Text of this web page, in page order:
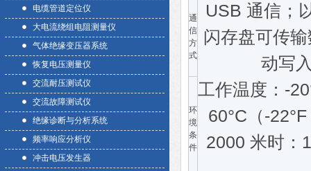
电缆管道定位仪
大电流绕组电阻测量仪
气体绝缘变压器系统
恢复电压测量仪
交流耐压测试仪
交流故障测试仪
绝缘诊断与分析系统
频率响应分析仪
冲击电压发生器
通
信
方
式
USB 通信；
闪存盘可传
动写
环
境
条
件
工作温度：-
60°C（-
2000 米时：